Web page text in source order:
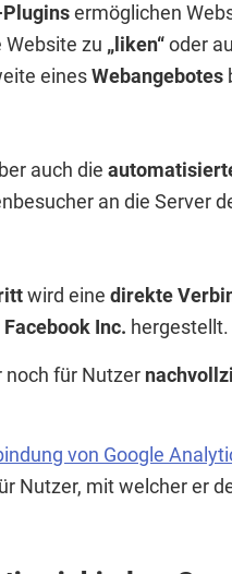
ermöglichen
zu „liken“oder
einesWebangebotes
auch die
an die Server
wird eine direkte
Inc. hergestellt.
noch für Nutzer
von Google
Nutzer, mit welcher er